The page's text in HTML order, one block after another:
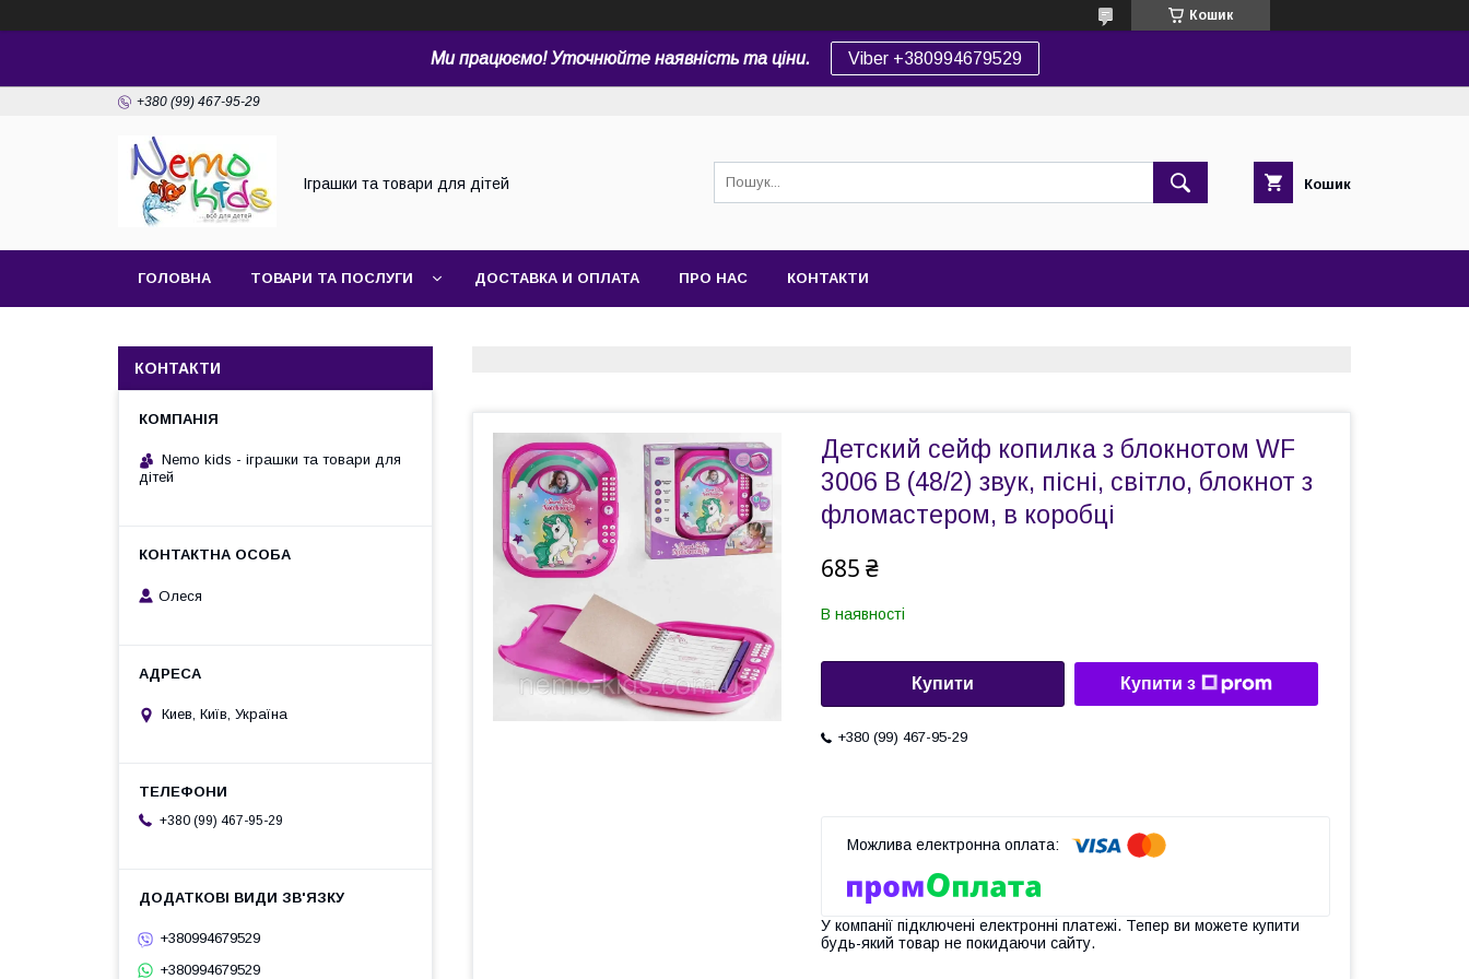
Кошик
Ми працюємо! Уточнюйте наявність та ціни. Viber +380994679529
+380 (99) 467-95-29
Іграшки та товари для дітей Кошик
ГОЛОВНА ТОВАРИ ТА ПОСЛУГИ ДОСТАВКА И ОПЛАТА ПРО НАС КОНТАКТИ
Детский сейф копилка з блокнотом WF
3006 B (48/2) звук, пісні, світло, блокнот з
фломастером, в коробці
685 ₴
В наявності
Купити Купити з
+380 (99) 467-95-29
У компанії підключені електронні платежі. Тепер ви можете купити
будь-який товар не покидаючи сайту.
КОНТАКТИ
Nemo kids - іграшки та товари для
дітей
Олеся
Киев, Київ, Україна
+380 (99) 467-95-29
+380994679529
+380994679529